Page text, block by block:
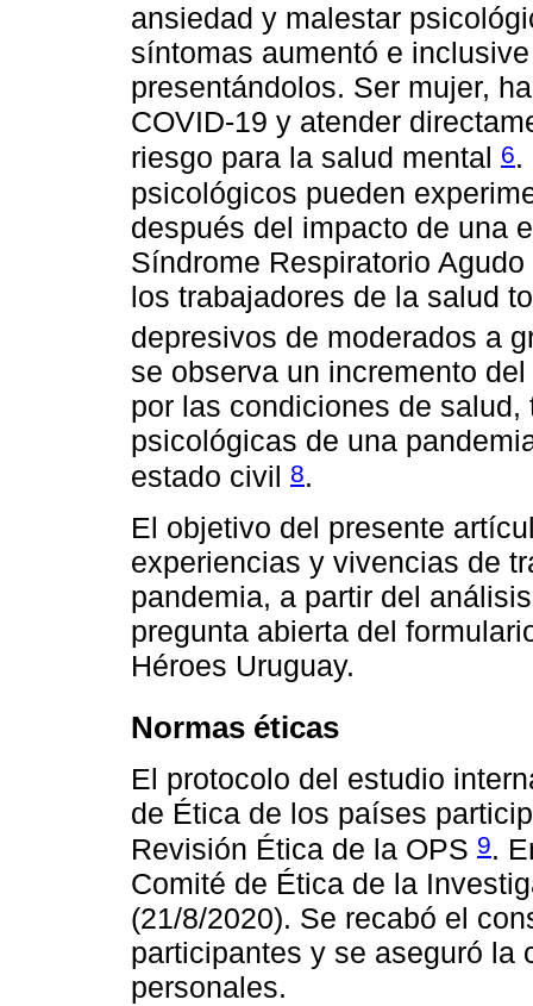
ansiedad y malestar
síntomas aumentó e
presentándolos. Ser mujer,
COVID-19 y atender
riesgo para la salud mental 6.
psicológicos pueden
después del impacto de una
Síndrome Respiratorio
los trabajadores de la salud
depresivos de moderados a
se observa un incremento
por las condiciones de
psicológicas de una
estado civil 8.
El objetivo del presente
experiencias y vivencias de
pandemia, a partir del
pregunta abierta del
Héroes Uruguay.
Normas éticas
El protocolo del estudio
de Ética de los países
Revisión Ética de la OPS 9.
Comité de Ética de la
(21/8/2020). Se recabó el
participantes y se aseguró la
personales.